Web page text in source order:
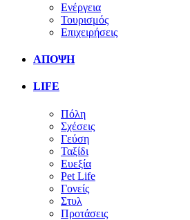
Ενέργεια
Τουρισμός
Επιχειρήσεις
ΑΠΟΨΗ
LIFE
Πόλη
Σχέσεις
Γεύση
Ταξίδι
Ευεξία
Pet Life
Γονείς
Στυλ
Προτάσεις